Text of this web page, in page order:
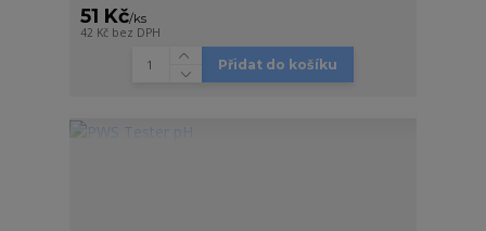
51 Kč/ks
42 Kč bez DPH
Přidat do košíku